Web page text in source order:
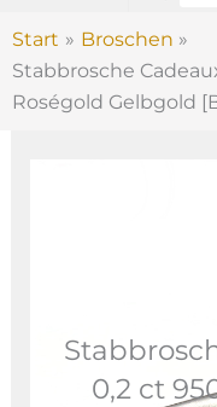
Start
Broschen
Stabbrosche
Roségold Gelbgold
0,2 ct